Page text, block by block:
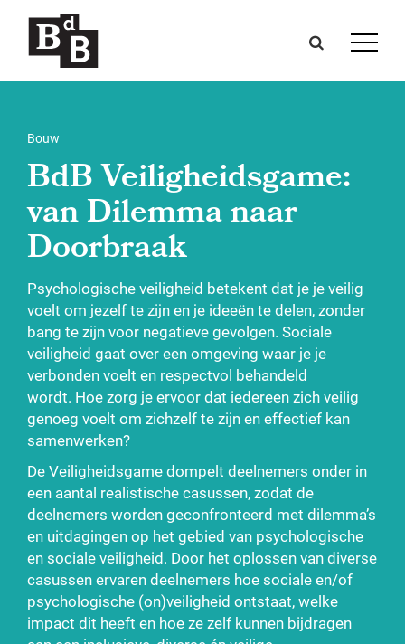
Bouw
BdB Veiligheidsgame:
van Dilemma naar
Doorbraak
Psychologische veiligheid betekent dat je je veilig
voelt om jezelf te zijn en je ideeën te delen, zonder
bang te zijn voor negatieve gevolgen. Sociale
veiligheid gaat over een omgeving waar je je
verbonden voelt en respectvol behandeld
wordt. Hoe zorg je ervoor dat iedereen zich veilig
genoeg voelt om zichzelf te zijn en effectief kan
samenwerken?
De Veiligheidsgame dompelt deelnemers onder in
een aantal realistische casussen, zodat de
deelnemers worden geconfronteerd met dilemma’s
en uitdagingen op het gebied van psychologische
ensociale veiligheid. Door het oplossen van diverse
casussen ervaren deelnemers hoesociale en/of
psychologische (on)veiligheid ontstaat, welke
impact dit heeft en hoe ze zelf kunnen bijdragen